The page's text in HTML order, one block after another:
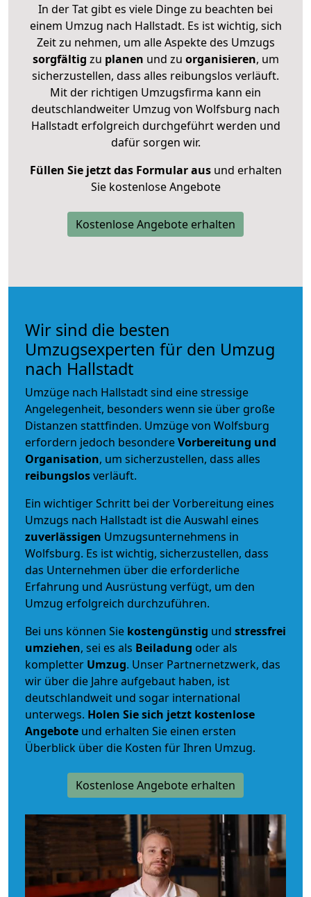
In der Tat gibt es viele Dinge zu beachten bei
einem Umzug nach Hallstadt. Es ist wichtig, sich
Zeit zu nehmen, um alle Aspekte des Umzugs
sorgfältig zu planen und zu organisieren, um
sicherzustellen, dass alles reibungslos verläuft.
Mit der richtigen Umzugsfirma kann ein
deutschlandweiter Umzug von Wolfsburg nach
Hallstadt erfolgreich durchgeführt werden und
dafür sorgen wir.
Füllen Sie jetzt das Formular ausund erhalten
Sie kostenlose Angebote
Kostenlose Angebote erhalten
Wir sind die besten
Umzugsexperten für den Umzug
nach Hallstadt
Umzüge nach Hallstadt sind eine stressige
Angelegenheit, besonders wenn sie über große
Distanzen stattfinden. Umzüge von Wolfsburg
erfordern jedoch besondereVorbereitung und
Organisation, um sicherzustellen, dass alles
reibungslosverläuft.
Ein wichtiger Schritt bei der Vorbereitung eines
Umzugs nach Hallstadt ist die Auswahl eines
zuverlässigen Umzugsunternehmens in
Wolfsburg. Es ist wichtig, sicherzustellen, dass
das Unternehmen über die erforderliche
Erfahrung und Ausrüstung verfügt, um den
Umzug erfolgreich durchzuführen.
Bei uns können Sie kostengünstig und stressfrei
umziehen, sei es als Beiladung oder als
kompletter Umzug. Unser Partnernetzwerk, das
wir über die Jahre aufgebaut haben, ist
deutschlandweit und sogar international
unterwegs. Holen Sie sich jetzt kostenlose
Angebote und erhalten Sie einen ersten
Überblick über die Kosten für Ihren Umzug.
Kostenlose Angebote erhalten